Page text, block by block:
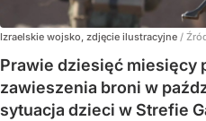
Izraelskie wojsko, zdjęcie ilustracyjne /
Prawie dziesięć miesięcy
zawieszenia broni w
sytuacja dzieci w Strefie